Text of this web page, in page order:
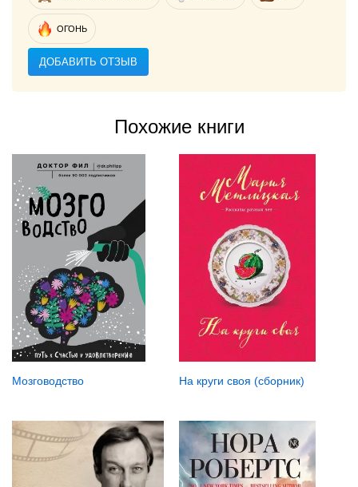
ОГОНЬ
ДОБАВИТЬ ОТЗЫВ
Похожие книги
Мозговодство На круги своя (сборник)